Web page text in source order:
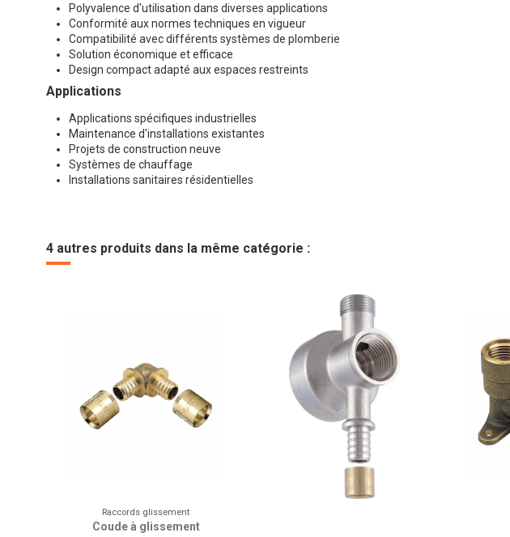
Polyvalence d'utilisation dans diverses applications
Conformité aux normes techniques en vigueur
Compatibilité avec différents systèmes de plomberie
Solution économique et efficace
Design compact adapté aux espaces restreints
Applications
Applications spécifiques industrielles
Maintenance d'installations existantes
Projets de construction neuve
Systèmes de chauffage
Installations sanitaires résidentielles
4 autres produits dans la même catégorie :
Raccords glissement
Coude à glissement